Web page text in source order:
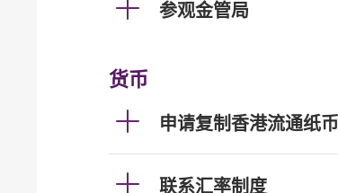
参观金管局
货币
申请复制香港流通纸币
联系汇率制度